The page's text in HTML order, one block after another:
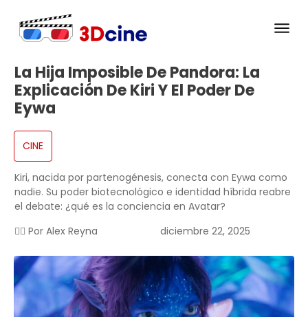
La Hija Imposible De Pandora: La
Explicación De Kiri Y El Poder De
Eywa
CINE
Kiri, nacida por partenogénesis, conecta con Eywa como
nadie. Su poder biotecnológico e identidad híbrida reabre
el debate: ¿qué es la conciencia en Avatar?
✍🏻 Por Alex Reyna diciembre 22, 2025